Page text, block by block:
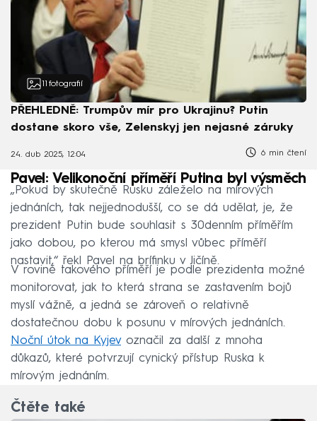
fotografií
PŘEHLEDNĚ: Trumpův mír pro Ukrajinu? Putin
dostane skoro vše, Zelenskyj jen nejasné záruky
24. dub 2025, 12:04 6 min čtení
Pavel: Velikonoční příměří Putina byl výsměch
„Pokud by skutečně Rusku záleželo na mírových
jednáních, tak nejjednodušší, co se dá udělat, je, že
prezident Putin bude souhlasit s 30denním příměřím
jako dobou, po kterou má smysl vůbec příměří
nastavit,“ řekl Pavel na brífinku v Jičíně.
V rovině takového příměří je podle prezidenta možné
monitorovat, jak to která strana se zastavením bojů
myslí vážně, a jedná se zároveň o relativně
dostatečnou dobu k posunu v mírových jednáních.
Noční útok na Kyjevoznačil za další z mnoha
důkazů, které potvrzují cynický přístup Ruska k
mírovým jednáním.
Čtěte také